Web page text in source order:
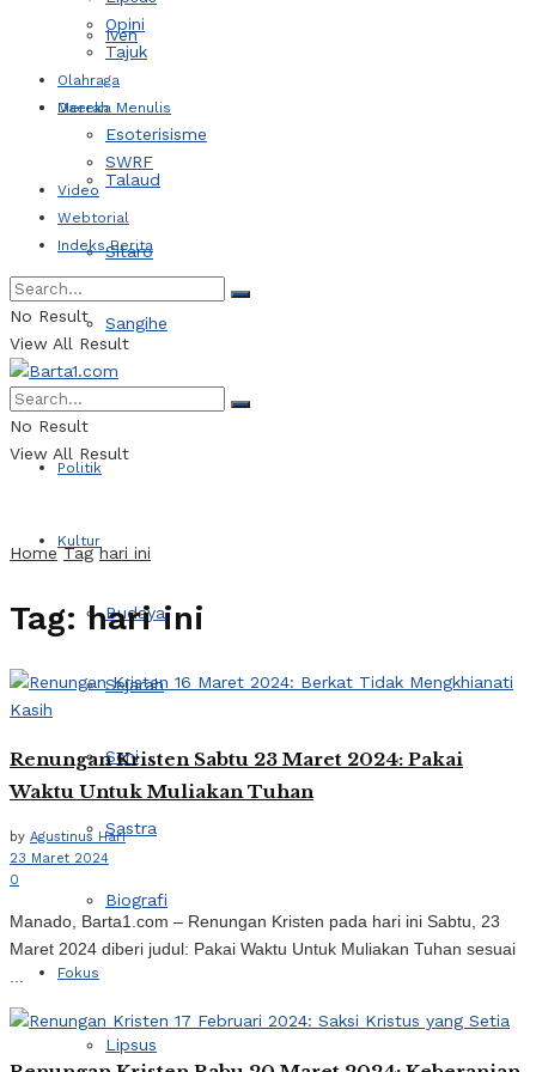
Iven
Daerah
Talaud
Sitaro
Sangihe
Politik
Kultur
Budaya
Sejarah
Seni
Sastra
Biografi
Fokus
Lipsus
Opini
Tajuk
Olahraga
Mereka Menulis
Esoterisisme
SWRF
Video
Webtorial
Indeks Berita
No Result
View All Result
No Result
View All Result
Home Tag hari ini
Tag:hari ini
Renungan Kristen Sabtu 23 Maret 2024: Pakai
Waktu Untuk Muliakan Tuhan
by Agustinus Hari
23 Maret 2024
0
Manado, Barta1.com – Renungan Kristen pada hari ini Sabtu, 23
Maret 2024 diberi judul: Pakai Waktu Untuk Muliakan Tuhan sesuai
...